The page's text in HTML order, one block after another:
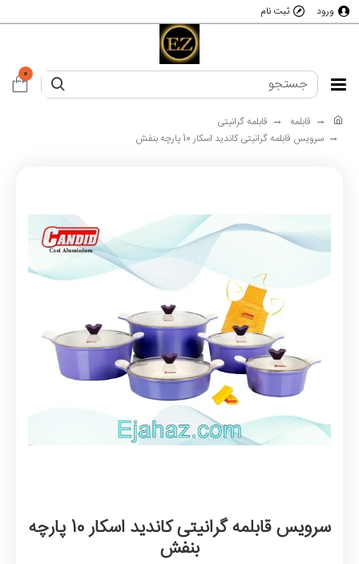
ورود ثبت نام
0
قابلمه
قابلمه گرانیتی
سرویس قابلمه گرانیتی کاندید اسکار 10 پارچه بنفش
سرویس قابلمه گرانیتی کاندید اسکار 10 پارچه
بنفش